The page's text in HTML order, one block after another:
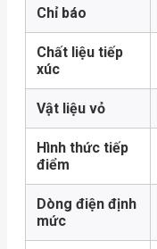
Chỉ báo
Chất liệu tiếp
xúc
Vật liệu vỏ
Hình thức tiếp
điểm
Dòng điện định
mức